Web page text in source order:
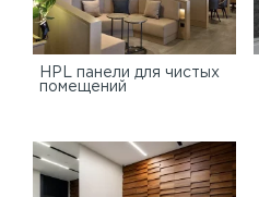
HPL панели для чистых
помещений